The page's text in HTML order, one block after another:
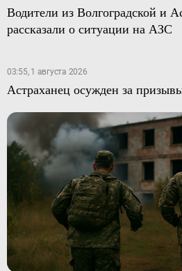
Водители из Волгоградской и
рассказали о ситуации на АЗС
03:55, 1 августа 2026
Астраханец осужден за